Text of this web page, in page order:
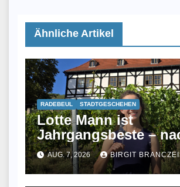
Ähnliche Artikel
RADEBEUL STADTGESCHEHEN
Lotte Mann ist
Jahrgangsbeste –
ihrem Studium fand
keinen Job und
Winzerin
AUG. 7, 2026 BIRGIT